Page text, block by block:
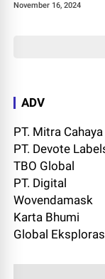
November 16, 2024
ADV
PT. Mitra
PT. Devote
TBO Global
PT. Digital
Wovendamask
Karta Bhumi
Global